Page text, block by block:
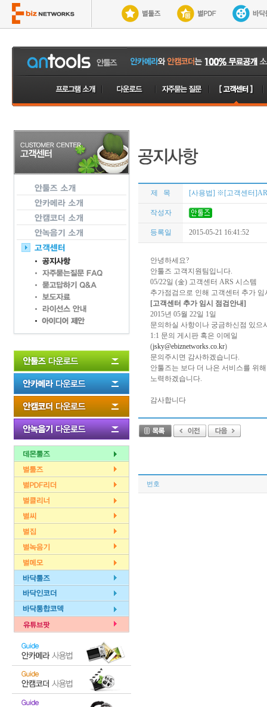
제 목 [사용법] ※[고객센터
작성자
등록일 2015-05-21 16:41:52
안녕하세요?
안툴즈 고객지원팀입니다.
05/22일 (金) 고객센터 ARS 시스템
추가점검으로 인해 고객센터 추가
[고객센터 추가 임시 점검안내]
2015년 05월 22일 1일
문의하실 사항이나 궁금하신점 있으
1:1 문의 게시판 혹은 이메일
(jsky@ebiznetworks.co.kr)
문의주시면 감사하겠습니다.
안툴즈는 보다 더 나은 서비스를 위해
노력하겠습니다.
감사합니다
번호